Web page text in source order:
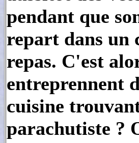
pendant que
repart dans un
repas. C'est
entreprennent
cuisine
parachutiste ?